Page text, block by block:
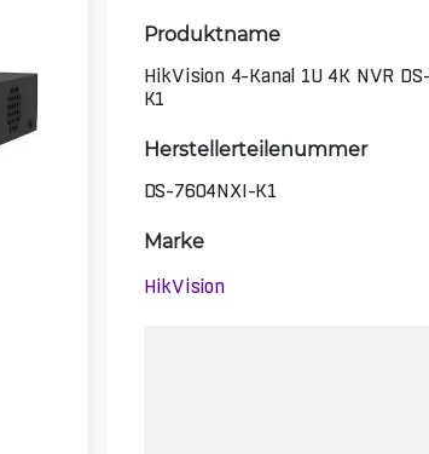
Produktname
HikVision 4-Kanal 1U 4K NVR
K1
Herstellerteilenummer
DS-7604NXI-K1
Marke
HikVision